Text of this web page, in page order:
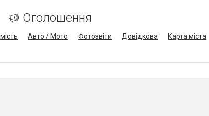
Оголошення
Авто / Мото Фотозвіти Довідкова
Карта міста